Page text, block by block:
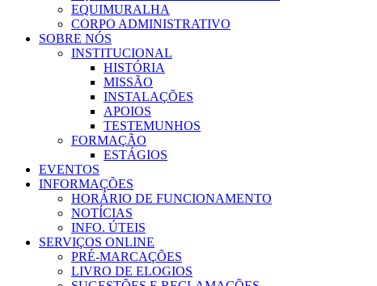
EQUIMURALHA
CORPO ADMINISTRATIVO
SOBRE NÓS
INSTITUCIONAL
HISTÓRIA
MISSÃO
INSTALAÇÕES
APOIOS
TESTEMUNHOS
FORMAÇÃO
ESTÁGIOS
EVENTOS
INFORMAÇÕES
HORÁRIO DE FUNCIONAMENTO
NOTÍCIAS
INFO. ÚTEIS
SERVIÇOS ONLINE
PRÉ-MARCAÇÕES
LIVRO DE ELOGIOS